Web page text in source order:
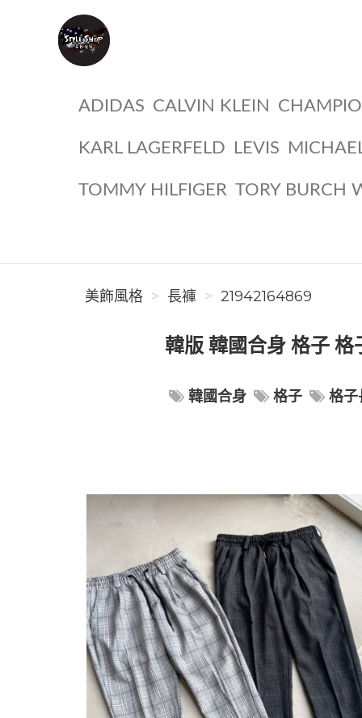
ADIDAS CALVIN KLEIN
KARL LAGERFELD LEVIS
TOMMY HILFIGER TORY BURCH
美飾風格 長褲 21942164869
韓版 韓國合身 格子
韓國合身 格子 格子